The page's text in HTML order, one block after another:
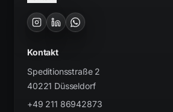
Kontakt
Speditionsstraße 2
40221 Düsseldorf
+49 211 86942873